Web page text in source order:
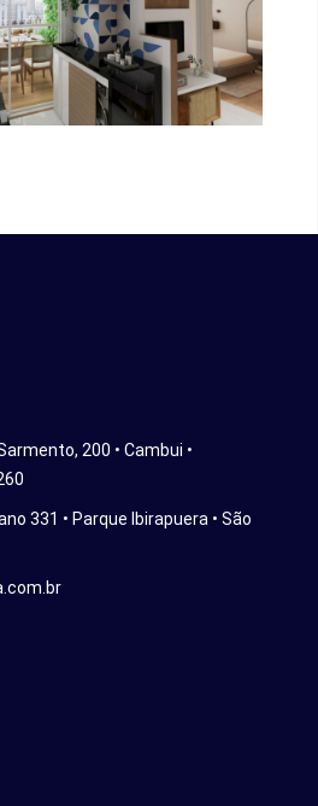
200 • Cambui •
331 • Parque Ibirapuera • São